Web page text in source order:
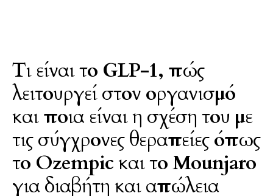
Τι είναι το GLP-1, πώς
λειτουργεί στον οργανισμό
και ποια είναι η σχέση του με
τις σύγχρονες θεραπείες όπως
το Ozempic και το Mounjaro
για διαβήτη και απώλεια